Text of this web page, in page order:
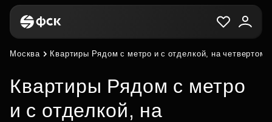
Москва Квартиры Рядом с метро и с отделкой, на четвертом
Квартиры Рядом с метро
и с отделкой, на